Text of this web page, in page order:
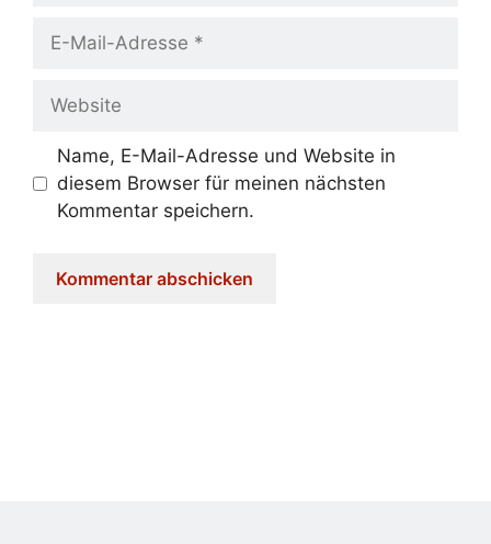
Website
Name, E-Mail-Adresse und Website in
diesem Browser für meinen nächsten
Kommentar speichern.